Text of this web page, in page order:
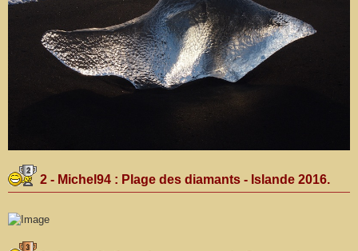
2 - Michel94 : Plage des diamants - Islande 2016.